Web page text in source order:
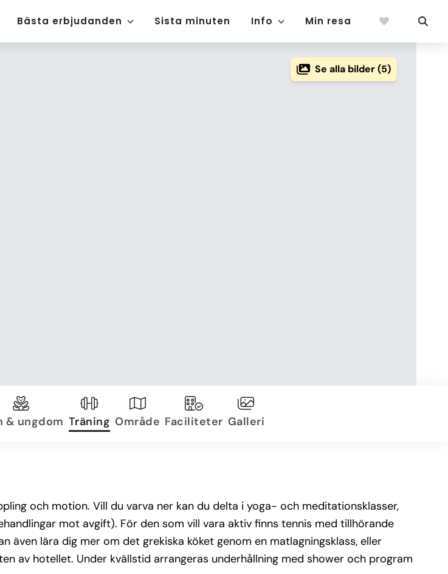
Bästa erbjudanden Sista minuten Info Min resa
Se alla bilder (5)
& ungdom Träning Område Faciliteter Galleri
och motion. Vill du varva ner kan du delta i yoga- och meditationsklasser,
mot avgift). För den som vill vara aktiv finns tennis med tillhörande
lära dig mer om det grekiska köket genom en matlagningsklass, eller
av hotellet. Under kvällstid arrangeras underhållning med shower och program